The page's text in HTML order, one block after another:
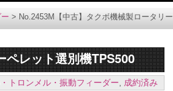
> No.2453M【中古】タクボ機械製ロータリ
ペレット選別機TPS500
トロンメル・振動フィーダー, 成約済み